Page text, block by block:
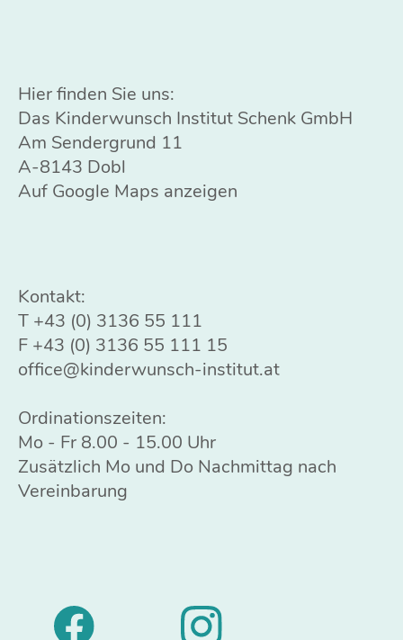
Hier finden Sie uns:
Das Kinderwunsch Institut Schenk GmbH
Am Sendergrund 11
A-8143 Dobl
Auf Google Maps anzeigen
Kontakt:
T +43 (0) 3136 55 111
F +43 (0) 3136 55 111 15
office@kinderwunsch-institut.at
Ordinationszeiten:
Mo - Fr 8.00 - 15.00 Uhr
Zusätzlich Mo und Do Nachmittag nach
Vereinbarung